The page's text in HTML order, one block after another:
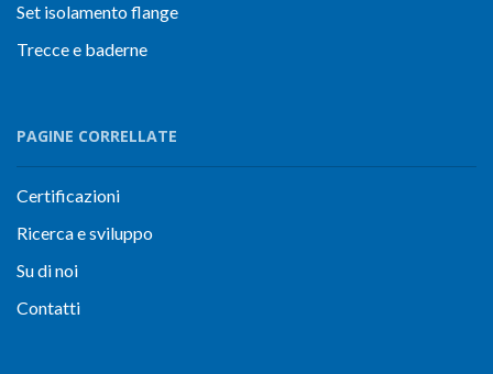
Set isolamento flange
Trecce e baderne
PAGINE CORRELLATE
Certificazioni
Ricerca e sviluppo
Su di noi
Contatti